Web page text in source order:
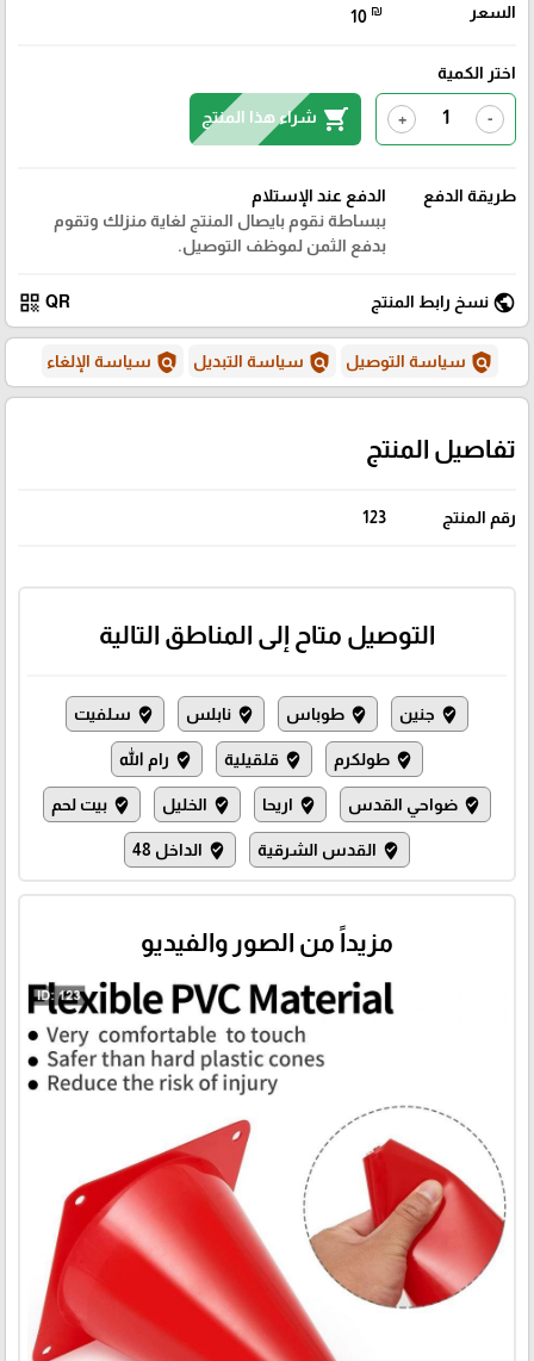
السعر 10 ₪
اختر الكمية
-
+
shopping_cart شراء هذا المنتج
طريقة الدفع
الدفع عند الإستلام
ببساطة نقوم بايصال المنتج لغاية منزلك وتقوم
بدفع الثمن لموظف التوصيل.
public نسخ رابط المنتج QR
qr_code
policy سياسة التوصيل policy سياسة التبديل policy سياسة الإلغاء
تفاصيل المنتج
رقم المنتج 123
التوصيل متاح إلى المناطق التالية
where_to_vote جنين where_to_vote طوباس where_to_vote نابلس where_to_vote سلفيت
where_to_vote طولكرم where_to_vote قلقيلية where_to_vote رام الله
where_to_vote ضواحي القدس where_to_vote اريحا where_to_vote الخليل where_to_vote بيت لحم
where_to_vote القدس الشرقية where_to_vote الداخل 48
مزيداً من الصور والفيديو